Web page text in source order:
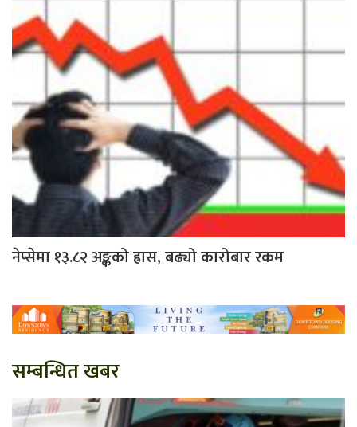
नेप्सेमा १३.८२ अङ्कको ह्रास, बढ्यो कारोबार रकम
सम्बन्धित खबर